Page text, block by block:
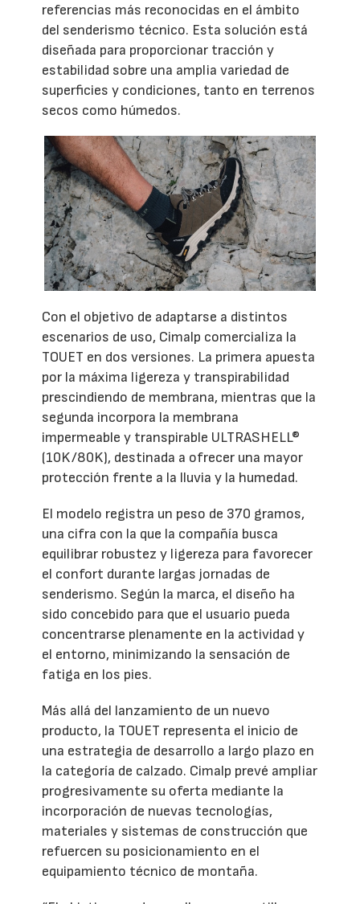
referencias más reconocidas en el ámbito
del senderismo técnico. Esta solución está
diseñada para proporcionar tracción y
estabilidad sobre una amplia variedad de
superficies y condiciones, tanto en terrenos
secos como húmedos.
Con el objetivo de adaptarse a distintos
escenarios de uso, Cimalp comercializa la
TOUET en dos versiones. La primera apuesta
por la máxima ligereza y transpirabilidad
prescindiendo de membrana, mientras que la
segunda incorpora la membrana
impermeable y transpirable ULTRASHELL®
(10K/80K), destinada a ofrecer una mayor
protección frente a la lluvia y la humedad.
El modelo registra un peso de 370 gramos,
una cifra con la que la compañía busca
equilibrar robustez y ligereza para favorecer
el confort durante largas jornadas de
senderismo. Según la marca, el diseño ha
sido concebido para que el usuario pueda
concentrarse plenamente en la actividad y
el entorno, minimizando la sensación de
fatiga en los pies.
Más allá del lanzamiento de un nuevo
producto, la TOUET representa el inicio de
una estrategia de desarrollo a largo plazo en
la categoría de calzado. Cimalp prevé ampliar
progresivamente su oferta mediante la
incorporación de nuevas tecnologías,
materiales y sistemas de construcción que
refuercen su posicionamiento en el
equipamiento técnico de montaña.